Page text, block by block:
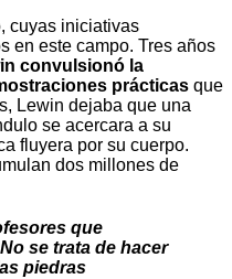
cuyas iniciativas
en este campo. Tres años
convulsionó la
prácticas que
Lewin dejaba que una
se acercara a su
fluyera por su cuerpo.
dos millones de
que
se trata de hacer
piedras